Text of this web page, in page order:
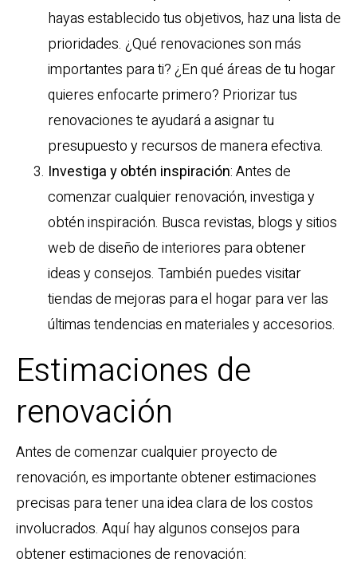
hayas establecido tus objetivos, haz una lista de
prioridades. ¿Qué renovaciones son más
importantes para ti? ¿En qué áreas de tu hogar
quieres enfocarte primero? Priorizar tus
renovaciones te ayudará a asignar tu
presupuesto y recursos de manera efectiva.
Investiga y obtén inspiración: Antes de
comenzar cualquier renovación, investiga y
obtén inspiración. Busca revistas, blogs y sitios
web de diseño de interiores para obtener
ideas y consejos. También puedes visitar
tiendas de mejoras para el hogar para ver las
últimas tendencias en materiales y accesorios.
Estimaciones de
renovación
Antes de comenzar cualquier proyecto de
renovación, es importante obtener estimaciones
precisas para tener una idea clara de los costos
involucrados. Aquí hay algunos consejos para
obtener estimaciones de renovación: